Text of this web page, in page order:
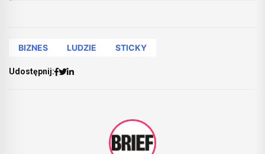
BIZNES LUDZIE STICKY
Udostępnij: